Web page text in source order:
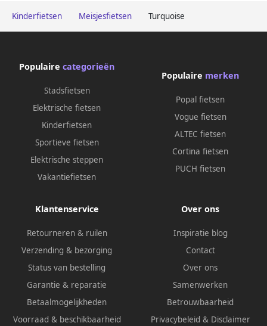
Kinderfietsen Meisjesfietsen Turquoise
Populaire categorieën
Stadsfietsen
Elektrische fietsen
Kinderfietsen
Sportieve fietsen
Elektrische steppen
Vakantiefietsen
Populaire merken
Popal fietsen
Vogue fietsen
ALTEC fietsen
Cortina fietsen
PUCH fietsen
Klantenservice
Retourneren & ruilen
Verzending & bezorging
Status van bestelling
Garantie & reparatie
Betaalmogelijkheden
Voorraad & beschikbaarheid
Over ons
Inspiratie blog
Contact
Over ons
Samenwerken
Betrouwbaarheid
Privacybeleid & Disclaimer